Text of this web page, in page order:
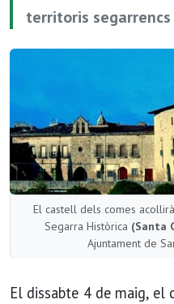
territoris segarrencs
El castell dels comes
Segarra Històrica (Santa
Ajuntament de
El dissabte 4 de maig, el